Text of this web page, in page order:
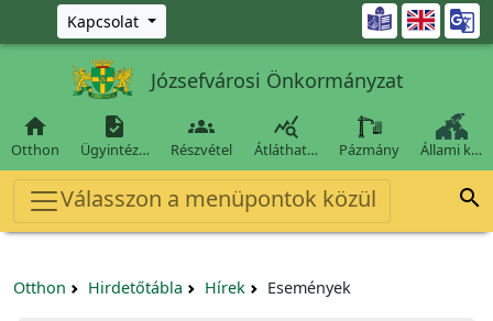
Ugrás a fő tartalomra
Kapcsolat 
Józsefvárosi Önkormányzat

Otthon

Ügyintéz…

Részvétel

Átláthat… Pázmány Állami k…
Válasszon a menüpontok közül 
Otthon Hirdetőtábla Hírek Események